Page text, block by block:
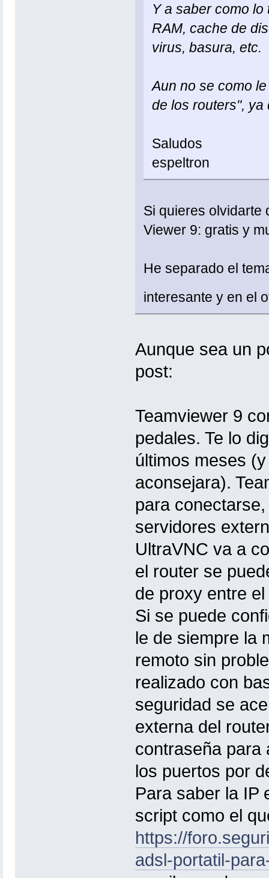
Y a saber como
RAM, cache de
virus, basura, etc.
Aun no se como
de los routers", ya
Saludos
espeltron
Si quieres olvidarte
Viewer 9: gratis y
He separado el
interesante y en el
Aunque sea un
post:
Teamviewer 9
pedales. Te lo
últimos meses
aconsejara).
para
servidores
UltraVNC va a
el router se
de proxy entre
Si se puede
le de siempre la
remoto sin
realizado con
seguridad se
externa del
contraseña para
los puertos por
Para saber la IP
script como el
https://
adsl-portatil-